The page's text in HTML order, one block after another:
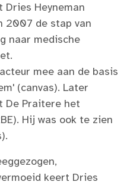
Dries Heyneman
2007 de stap van
naar medische
mee aan de basis
(canvas). Later
De Praitere het
Hij was ook te zien
keert Dries